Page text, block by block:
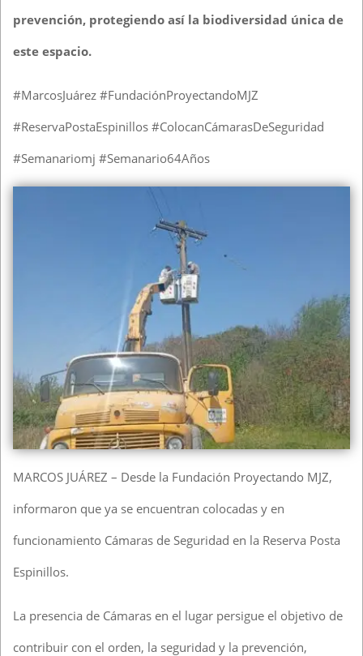
prevención, protegiendo así la biodiversidad única de
este espacio.
#MarcosJuárez #FundaciónProyectandoMJZ
#ReservaPostaEspinillos #ColocanCámarasDeSeguridad
#Semanariomj #Semanario64Años
MARCOS JUÁREZ – Desde la Fundación Proyectando MJZ,
informaron que ya se encuentran colocadas y en
funcionamiento Cámaras de Seguridad en la Reserva Posta
Espinillos.
La presencia de Cámaras en el lugar persigue el objetivo de
contribuir con el orden, la seguridad y la prevención,